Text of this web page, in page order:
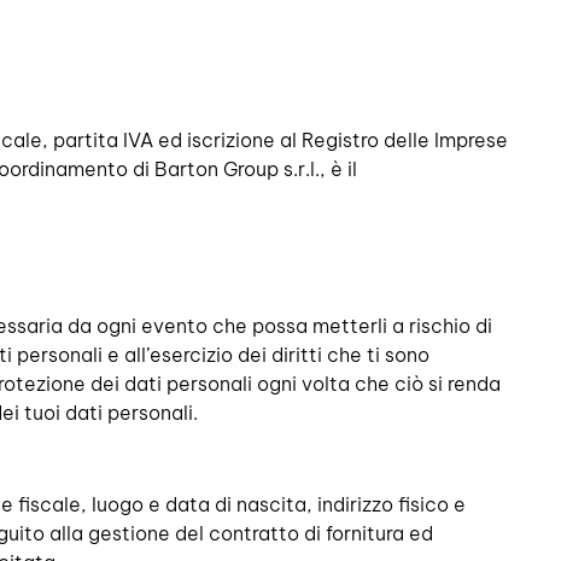
partita IVA ed iscrizione al Registro delle Imprese
di Barton Group s.r.l., è il
da ogni evento che possa metterli a rischio di
e all’esercizio dei diritti che ti sono
dei dati personali ogni volta che ciò si renda
tuoi dati personali.
fiscale, luogo e data di nascita, indirizzo fisico e
alla gestione del contratto di fornitura ed